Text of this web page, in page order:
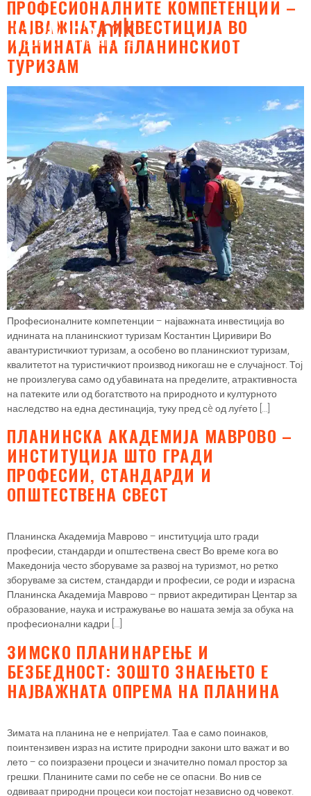
ПРОФЕСИОНАЛНИТЕ КОМПЕТЕНЦИИ –
НАЈВАЖНАТА ИНВЕСТИЦИЈА ВО
ИДНИНАТА НА ПЛАНИНСКИОТ
ТУРИЗАМ
Професионалните компетенции – најважната инвестиција во
иднината на планинскиот туризам Костантин Циривири Во
авантуристичкиот туризам, а особено во планинскиот туризам,
квалитетот на туристичкиот производ никогаш не е случајност. Тој
не произлегува само од убавината на пределите, атрактивноста
на патеките или од богатството на природното и културното
наследство на една дестинација, туку пред сè од луѓето […]
ПЛАНИНСКА АКАДЕМИЈА МАВРОВО –
ИНСТИТУЦИЈА ШТО ГРАДИ
ПРОФЕСИИ, СТАНДАРДИ И
ОПШТЕСТВЕНА СВЕСТ
Планинска Академија Маврово – институција што гради
професии, стандарди и општествена свест Во време кога во
Македонија често зборуваме за развој на туризмот, но ретко
зборуваме за систем, стандарди и професии, се роди и израсна
Планинска Академија Маврово – првиот акредитиран Центар за
образование, наука и истражување во нашата земја за обука на
професионални кадри […]
ЗИМСКО ПЛАНИНАРЕЊЕ И
БЕЗБЕДНОСТ: ЗОШТО ЗНАЕЊЕТО Е
НАЈВАЖНАТА ОПРЕМА НА ПЛАНИНА
Зимата на планина не е непријател. Таа е само поинаков,
поинтензивен израз на истите природни закони што важат и во
лето – со поизразени процеси и значително помал простор за
грешки. Планините сами по себе не се опасни. Во нив се
одвиваат природни процеси кои постојат независно од човекот.